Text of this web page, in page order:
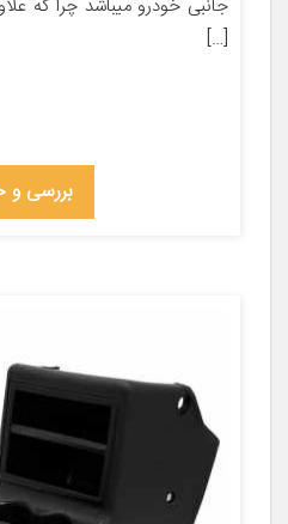
جانبی خودرو میباشد چرا که
[…]
بررسی و